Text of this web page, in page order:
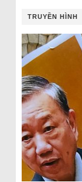
TRUYỀN HÌNH